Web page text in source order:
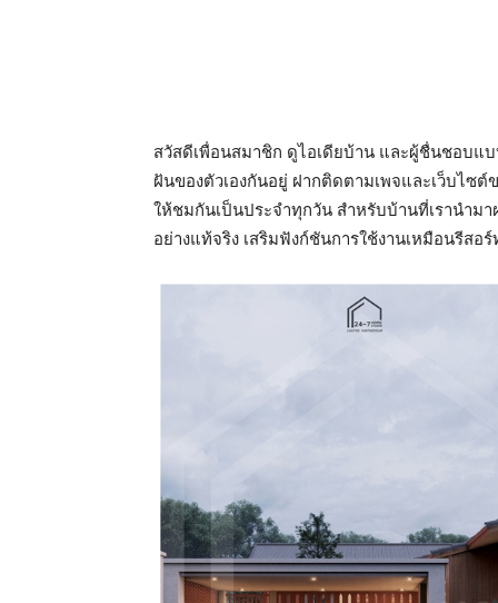
สวัสดีเพื่อนสมาชิก ดูไอเดียบ้าน และผู้ชื่นชอบแ
ฝันของตัวเองกันอยู่ ฝากติดตามเพจและเว็บไซ
ให้ชมกันเป็นประจำทุกวัน สำหรับบ้านที่เรานำม
อย่างแท้จริง เสริมฟังก์ชันการใช้งานเหมือนรีสอ